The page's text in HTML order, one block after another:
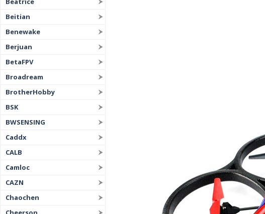
Beitian
Benewake
Berjuan
BetaFPV
Broadream
BrotherHobby
BSK
BWSENSING
Caddx
CALB
Camloc
CAZN
Chaochen